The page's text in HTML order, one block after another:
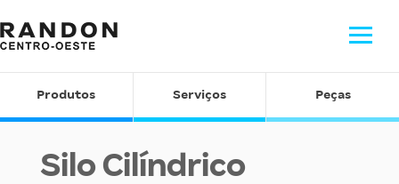
Produtos Serviços Peças
Silo Cilíndrico